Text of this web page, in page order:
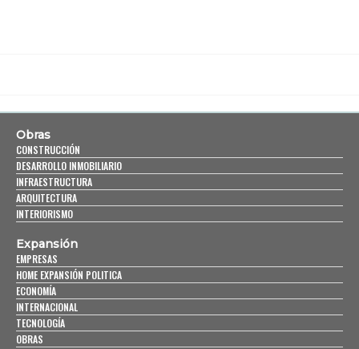
Obras
CONSTRUCCIÓN
DESARROLLO INMOBILIARIO
INFRAESTRUCTURA
ARQUITECTURA
INTERIORISMO
Expansión
EMPRESAS
HOME EXPANSIÓN POLITICA
ECONOMÍA
INTERNACIONAL
TECNOLOGÍA
OBRAS